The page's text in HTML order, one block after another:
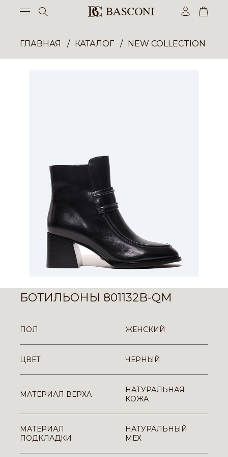
ГЛАВНАЯ КАТАЛОГ NEW COLLECTION
БОТИЛЬОНЫ 801132B-QM
ПОЛ ЖЕНСКИЙ
ЦВЕТ ЧЕРНЫЙ
МАТЕРИАЛ ВЕРХА
НАТУРАЛЬНАЯ
КОЖА
МАТЕРИАЛ
ПОДКЛАДКИ
НАТУРАЛЬНЫЙ
МЕХ